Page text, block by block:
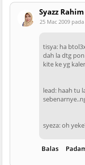
Syazz Rahim
25 Mac 2009 pada
tisya: ha
dah la dtg
kite ke yg
lead: haah tu
syeza: oh
Balas